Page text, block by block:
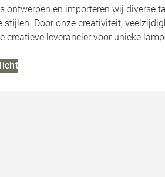
ontwerpen en importeren wij diverse
stijlen. Door onze creativiteit,
creatieve leverancier voor unieke